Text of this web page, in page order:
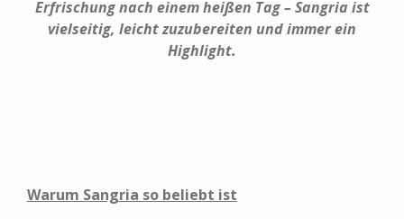
Erfrischung nach einem heißen Tag – Sangria ist
vielseitig, leicht zuzubereiten und immer ein
Highlight.
Warum Sangria so beliebt ist